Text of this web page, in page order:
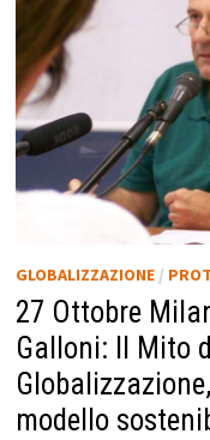
GLOBALIZZAZIONE/
27 Ottobre
Galloni: Il Mito
modello